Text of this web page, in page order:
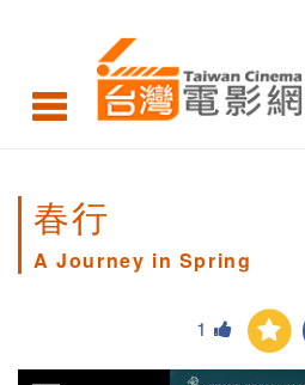
春行
A Journey in Spring
1